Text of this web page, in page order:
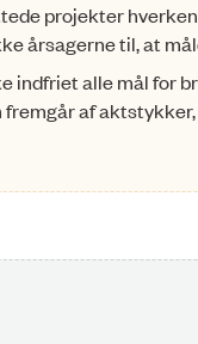
projekter
årsagerne til, at
indfriet alle mål for
fremgår af